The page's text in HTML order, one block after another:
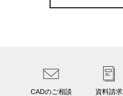
CADのご相談 資料請求